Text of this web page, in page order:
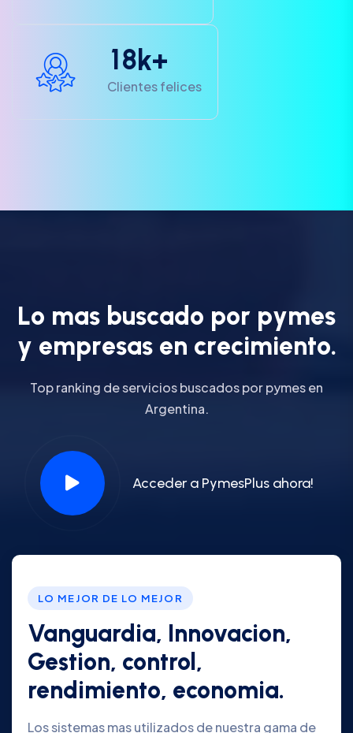
18k+
Clientes felices
Lo mas buscado por pymes
y empresas en crecimiento.
Top ranking de servicios buscados por pymes en
Argentina.
Acceder a PymesPlus ahora!
LO MEJOR DE LO MEJOR
Vanguardia, Innovacion,
Gestion, control,
rendimiento, economia.
Los sistemas mas utilizados de nuestra gama de